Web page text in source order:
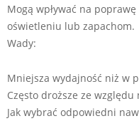
Mogą wpływać na
oświetleniu lub zapachom.
Wady:
Mniejsza wydajność niż w
Często droższe ze
Jak wybrać odpowiedni